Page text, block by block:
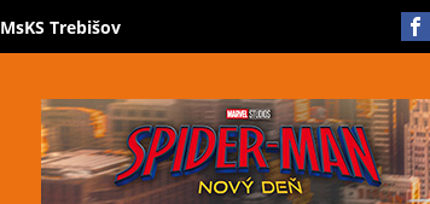
MsKS Trebišov